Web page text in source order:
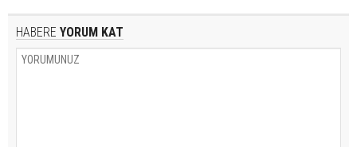
HABERE YORUM KAT